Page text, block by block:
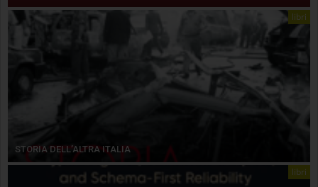
libri
STORIA DELL’ALTRA ITALIA
libri